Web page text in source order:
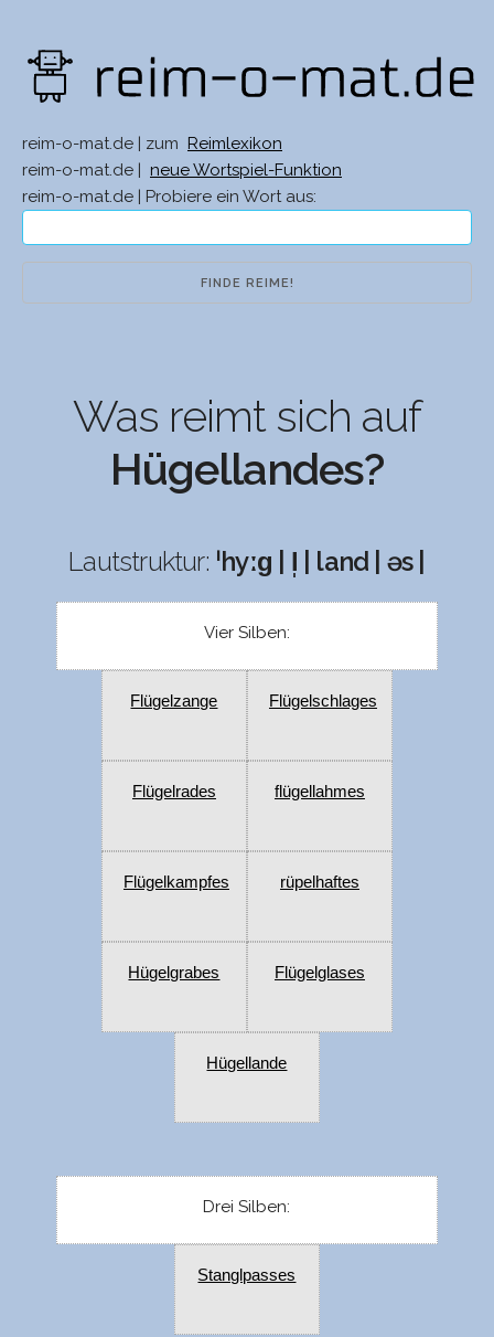
reim-o-mat.de | zum
Reimlexikon
reim-o-mat.de |
neue Wortspiel-Funktion
reim-o-mat.de | Probiere ein Wort aus:
Was reimt sich auf
Hügellandes?
Lautstruktur: ˈhyːɡ | l̩ | land | əs |
Vier Silben:
Flügelzange Flügelschlages
Flügelrades flügellahmes
Flügelkampfes rüpelhaftes
Hügelgrabes Flügelglases
Hügellande
Drei Silben:
Stanglpasses